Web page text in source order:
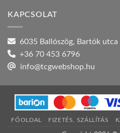
rendelések
KAPCSOLAT
6035 Ballószög, Bartók utca
+36 70 453 6796
info@tcgwebshop.hu
FŐOLDAL FIZETÉS, SZÁLLÍTÁS